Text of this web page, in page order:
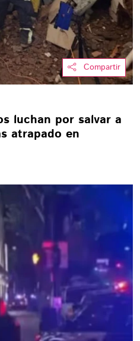
Compartir
luchan por salvar a
atrapado en